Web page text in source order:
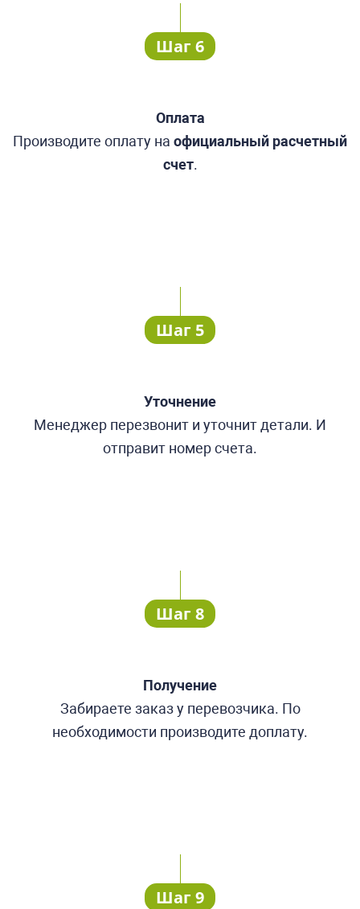
Шаг 6
Оплата
Производите оплату на официальный расчетный
счет.
Шаг 5
Уточнение
Менеджер перезвонит и уточнит детали. И
отправит номер счета.
Шаг 8
Получение
Забираете заказ у перевозчика. По
необходимости производите доплату.
Шаг 9